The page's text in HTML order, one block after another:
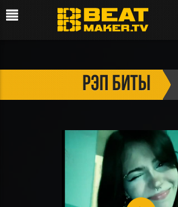
рэп биты